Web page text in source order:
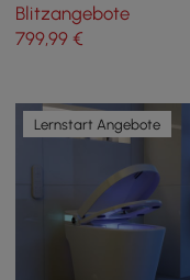
Desinfektion,
Schaumschutz und
Blitzangebote
799,99 €
Lernstart Angebote